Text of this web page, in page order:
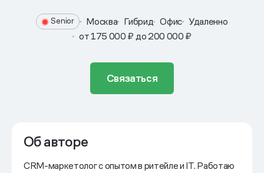
Senior Москва Гибрид Офис Удаленно
от 175 000 ₽ до 200 000 ₽
Связаться
Об авторе
CRM-маркетолог с опытом в ритейле и IT. Работаю